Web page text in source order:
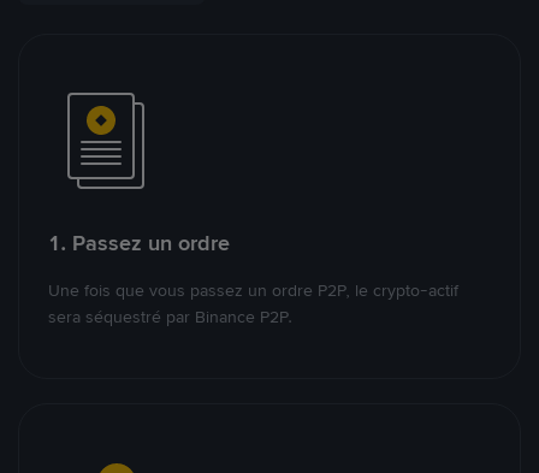
1. Passez un ordre
Une fois que vous passez un ordre P2P, le crypto-actif
sera séquestré par Binance P2P.